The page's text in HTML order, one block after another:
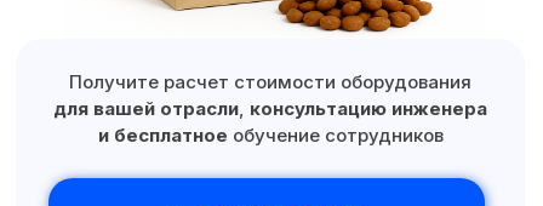
ofis@praktikm.ru
+7 (499) 403-12-75
КОНСУЛЬТАЦИЮ
Получите расчет стоимости оборудования
для вашей отрасли, консультацию инженера
и бесплатное обучение сотрудников